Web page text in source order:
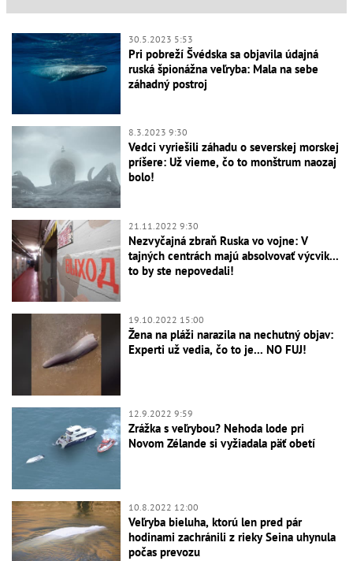
30.5.2023 5:53
Pri pobreží Švédska sa objavila údajná
ruská špionážna veľryba: Mala na sebe
záhadný postroj
8.3.2023 9:30
Vedci vyriešili záhadu o severskej morskej
príšere: Už vieme, čo to monštrum naozaj
bolo!
21.11.2022 9:30
Nezvyčajná zbraň Ruska vo vojne: V
tajných centrách majú absolvovať výcvik...
to by ste nepovedali!
19.10.2022 15:00
Žena na pláži narazila na nechutný objav:
Experti už vedia, čo to je... NO FUJ!
12.9.2022 9:59
Zrážka s veľrybou? Nehoda lode pri
Novom Zélande si vyžiadala päť obetí
10.8.2022 12:00
Veľryba bieluha, ktorú len pred pár
hodinami zachránili z rieky Seina uhynula
počas prevozu